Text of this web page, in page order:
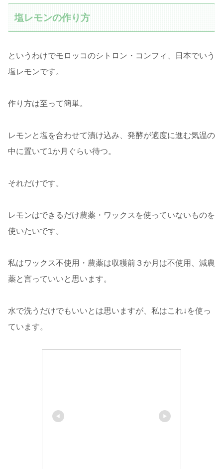
塩レモンの作り方
というわけでモロッコのシトロン・コンフィ、日本でいう
塩レモンです。
作り方は至って簡単。
レモンと塩を合わせて漬け込み、発酵が適度に進む気温の
中に置いて1か月ぐらい待つ。
それだけです。
レモンはできるだけ農薬・ワックスを使っていないものを
使いたいです。
私はワックス不使用・農薬は収穫前３か月は不使用、減農
薬と言っていいと思います。
水で洗うだけでもいいとは思いますが、私はこれ↓を使っ
ています。